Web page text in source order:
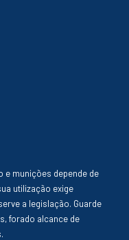
e munições depende de
utilização exige
a legislação. Guarde
forado alcance de